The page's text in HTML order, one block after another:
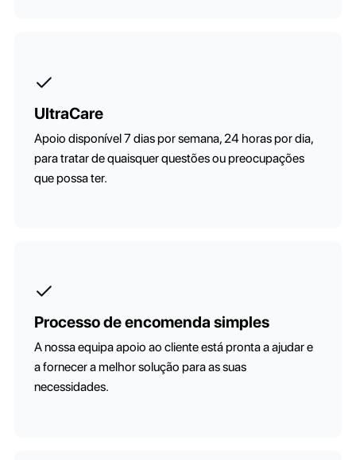
UltraCare
Apoio disponível 7 dias por semana, 24 horas por dia,
para tratar de quaisquer questões ou preocupações
que possa ter.
Processo de encomenda simples
A nossa equipa apoio ao cliente está pronta a ajudar e
a fornecer a melhor solução para as suas
necessidades.